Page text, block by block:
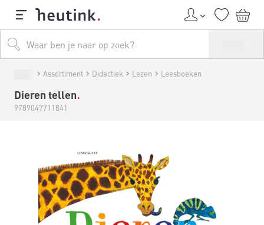
Assortiment Didactiek Lezen Leesboeken
Dieren tellen
9789047711841